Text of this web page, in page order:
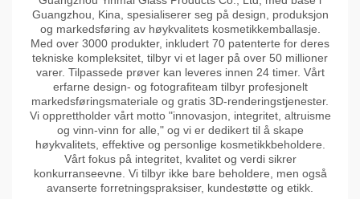
Guangzhou, Kina, spesialiserer seg på design, produksjon
og markedsføring av høykvalitets kosmetikkemballasje.
Med over 3000 produkter, inkludert 70 patenterte for deres
tekniske kompleksitet, tilbyr vi et lager på over 50 millioner
varer. Tilpassede prøver kan leveres innen 24 timer. Vårt
erfarne design- og fotografiteam tilbyr profesjonelt
markedsføringsmateriale og gratis 3D-renderingstjenester.
Vi opprettholder vårt motto "innovasjon, integritet, altruisme
og vinn-vinn for alle," og vi er dedikert til å skape
høykvalitets, effektive og personlige kosmetikkbeholdere.
Vårt fokus på integritet, kvalitet og verdi sikrer
konkurranseevne. Vi tilbyr ikke bare beholdere, men også
avanserte forretningspraksiser, kundestøtte og etikk.